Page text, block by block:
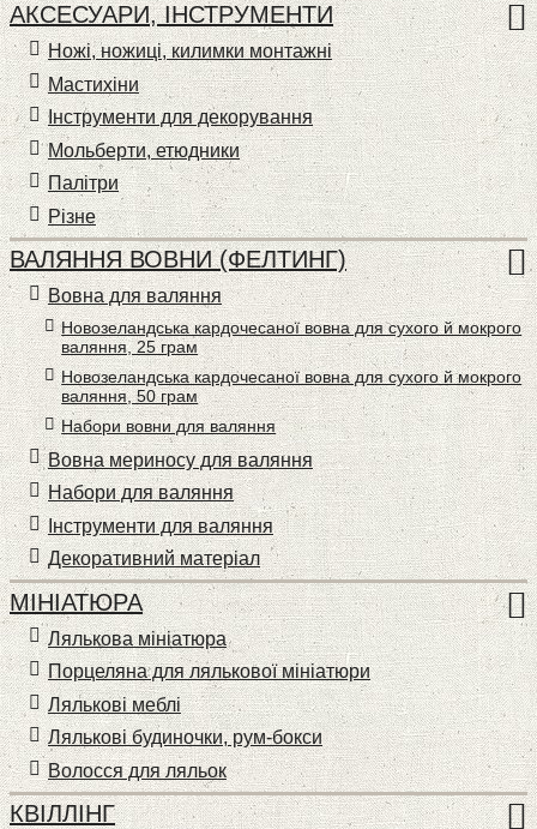
АКСЕСУАРИ, ІНСТРУМЕНТИ
Ножі, ножиці, килимки монтажні
Мастихіни
Інструменти для декорування
Мольберти, етюдники
Палітри
Різне
ВАЛЯННЯ ВОВНИ (ФЕЛТИНГ)
Вовна для валяння
Новозеландська кардочесаної вовна для сухого й мокрого
валяння, 25 грам
Новозеландська кардочесаної вовна для сухого й мокрого
валяння, 50 грам
Набори вовни для валяння
Вовна мериносу для валяння
Набори для валяння
Інструменти для валяння
Декоративний матеріал
МІНІАТЮРА
Лялькова мініатюра
Порцеляна для лялькової мініатюри
Лялькові меблі
Лялькові будиночки, рум-бокси
Волосся для ляльок
КВІЛЛІНГ